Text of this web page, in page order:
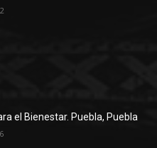
el Bienestar. Puebla, Puebla